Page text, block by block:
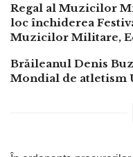
Regal al Muzicilor
loc închiderea
Muzicilor Militare,
Brăileanul Denis
Mondial de atletism